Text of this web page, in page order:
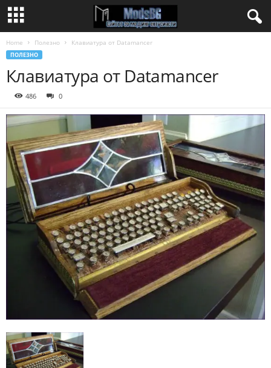
Home Полезно Клавиатура от Datamancer
ПОЛЕЗНО
Клавиатура от Datamancer
486 0